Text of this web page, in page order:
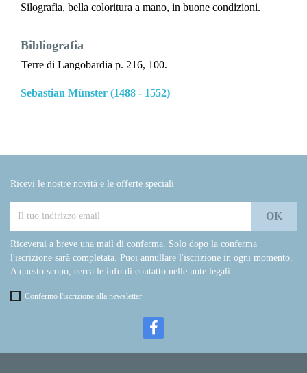
Silografia, bella coloritura a mano, in buone condizioni.
Bibliografia
Terre di Langobardia p. 216, 100.
Sebastian Münster (1488 - 1552)
Ricevi le nostre novità e le offerte speciali
Riceverai a breve una mail di conferma. Solo dopo la conferma
l'iscrizione sarà completata. Puoi annullare l'iscrizione in ogni momento.
A questo scopo, cerca le info di contatto nelle note legali.
Confermo l'iscrizione alla newsletter